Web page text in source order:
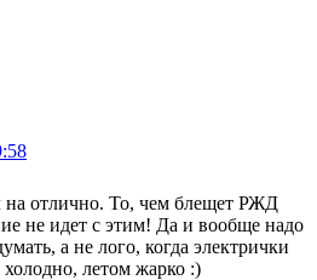
на отлично. То, чем блещет РЖД
не идет с этим! Да и вообще надо
а не лого, когда электрички
летом жарко :)